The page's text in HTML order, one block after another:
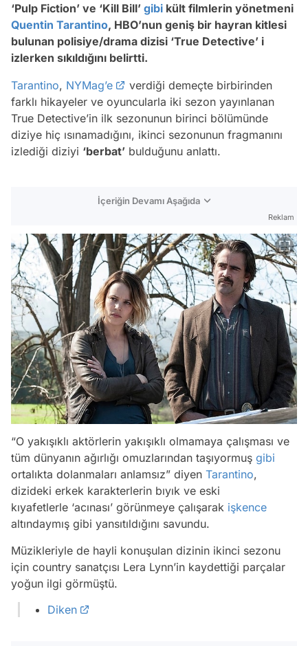
‘Pulp Fiction’ ve ‘Kill Bill’ gibi kült filmlerin yönetmeni
Quentin Tarantino, HBO’nun geniş bir hayran kitlesi
bulunan polisiye/drama dizisi ‘True Detective’ i
izlerken sıkıldığını belirtti.
Tarantino, NYMag’e
verdiği demeçte birbirinden
farklı hikayeler ve oyuncularla iki sezon yayınlanan
True Detective’in ilk sezonunun birinci bölümünde
diziye hiç ısınamadığını, ikinci sezonunun fragmanını
izlediği diziyi ‘berbat’ bulduğunu anlattı.
İçeriğin Devamı Aşağıda
Reklam
“O yakışıklı aktörlerin yakışıklı olmamaya çalışması ve
tüm dünyanın ağırlığı omuzlarından taşıyormuş gibi
ortalıkta dolanmaları anlamsız” diyen Tarantino,
dizideki erkek karakterlerin bıyık ve eski
kıyafetlerle ‘acınası’ görünmeye çalışarak işkence
altındaymış gibi yansıtıldığını savundu.
Müzikleriyle de hayli konuşulan dizinin ikinci sezonu
için country sanatçısı Lera Lynn’in kaydettiği parçalar
yoğun ilgi görmüştü.
Diken